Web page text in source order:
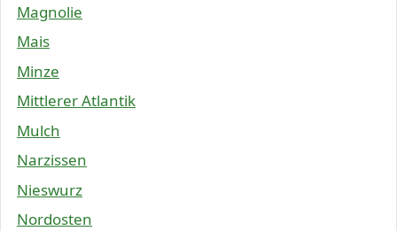
Magnolie
Mais
Minze
Mittlerer Atlantik
Mulch
Narzissen
Nieswurz
Nordosten